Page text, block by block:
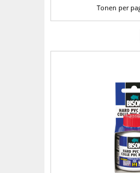
Tonen per